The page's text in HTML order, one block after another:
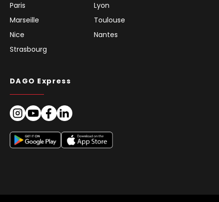
Paris
Lyon
Marseille
Toulouse
Nice
Nantes
Strasbourg
DAGO Express